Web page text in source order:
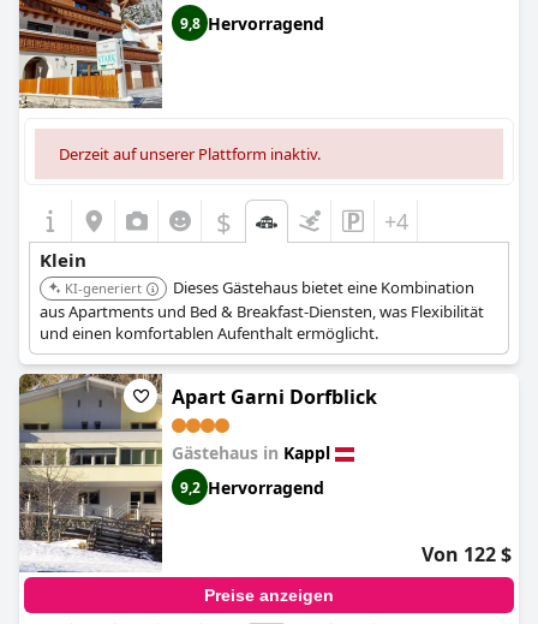
9,8 Hervorragend
Derzeit auf unserer Plattform inaktiv.
$ +4
Klein
KI-generiert
Dieses Gästehaus bietet eine Kombination
aus Apartments und Bed & Breakfast-Diensten, was Flexibilität
und einen komfortablen Aufenthalt ermöglicht.
Apart Garni Dorfblick
Gästehaus in Kappl
9,2 Hervorragend
Von 122 $
Preise anzeigen